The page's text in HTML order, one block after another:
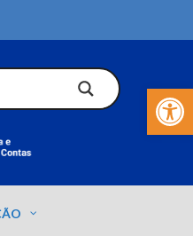
Barra de